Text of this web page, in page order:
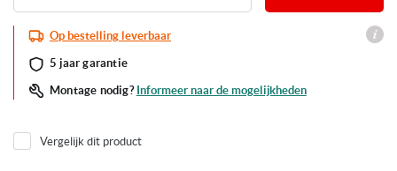
Op bestelling leverbaar
5 jaar garantie
Montage nodig? Informeer naar de mogelijkheden
Vergelijk dit product